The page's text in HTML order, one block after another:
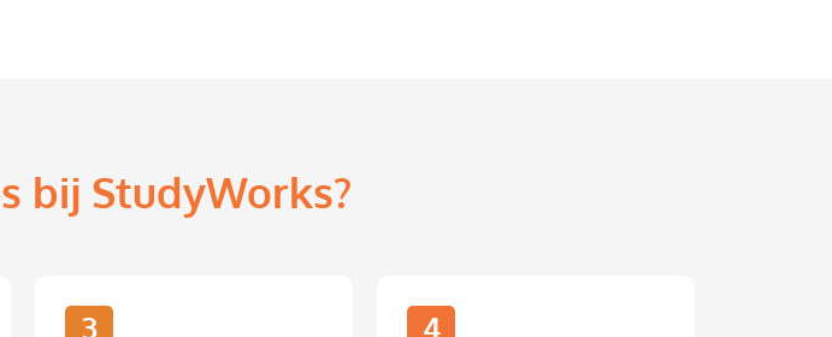
bij StudyWorks?